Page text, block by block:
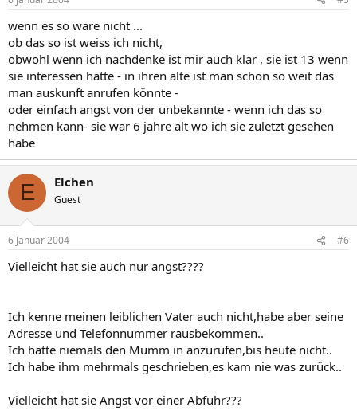
wenn es so wäre nicht ...
ob das so ist weiss ich nicht,
obwohl wenn ich nachdenke ist mir auch klar , sie ist 13 wenn
sie interessen hätte - in ihren alte ist man schon so weit das
man auskunft anrufen könnte -
oder einfach angst von der unbekannte - wenn ich das so
nehmen kann- sie war 6 jahre alt wo ich sie zuletzt gesehen
habe
E Elchen
Guest
6 Januar 2004 #6
Vielleicht hat sie auch nur angst????
Ich kenne meinen leiblichen Vater auch nicht,habe aber seine
Adresse und Telefonnummer rausbekommen..
Ich hätte niemals den Mumm in anzurufen,bis heute nicht..
Ich habe ihm mehrmals geschrieben,es kam nie was zurück..
Vielleicht hat sie Angst vor einer Abfuhr???